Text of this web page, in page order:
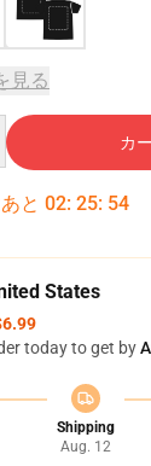
見る
カ
と 02: 25: 53
States
today to get by
Shipping
Aug. 12